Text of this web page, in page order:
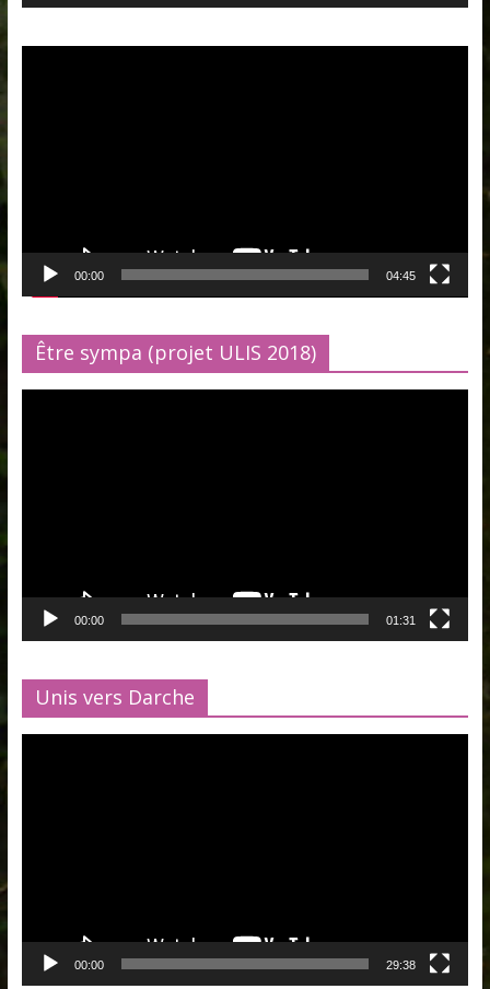
00:00 04:45
Être sympa (projet ULIS 2018)
00:00 01:31
Unis vers Darche
00:00 29:38